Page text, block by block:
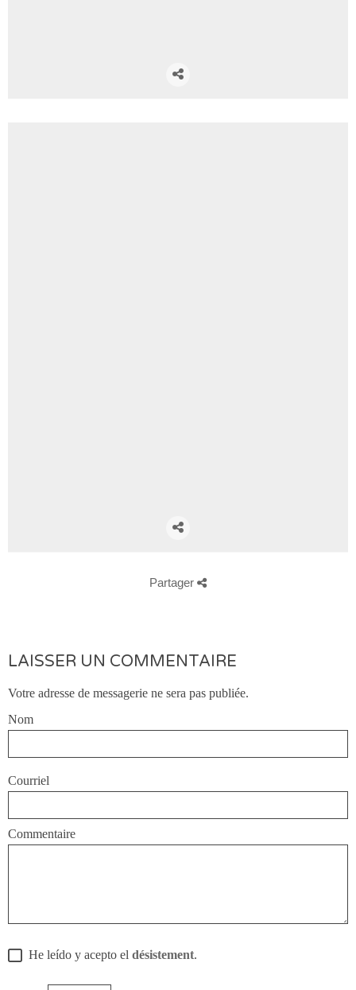
Partager
LAISSER UN COMMENTAIRE
Votre adresse de messagerie ne sera pas publiée.
Nom
Courriel
Commentaire
He leído y acepto el désistement.